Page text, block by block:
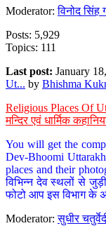
Moderator:विनोद सिंह
Posts: 5,929
Topics: 111
Last post: January
Ut... by Bhishma
Religious Places Of
मन्दिर एवं धार्मिक
You will get the
Dev-Bhoomi
places and their
विभिन्न देव स्थलों से
फोटो आप इस विभाग के
Moderator:सुधीर